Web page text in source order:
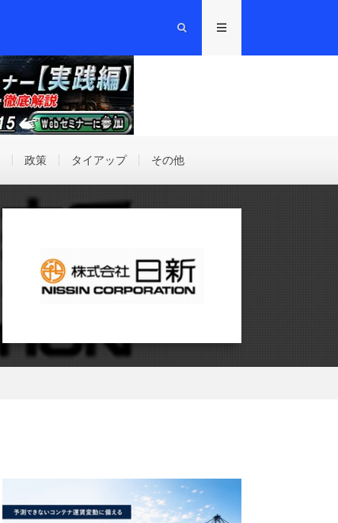
政策 タイアップ その他